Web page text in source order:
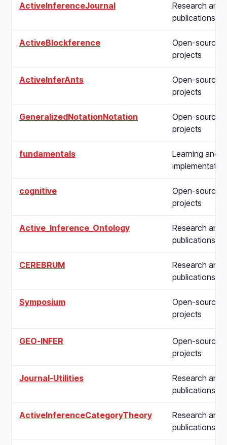
ActiveInferenceJournal
Research and
publications
ActiveBlockference
Open-source
projects
ActiveInferAnts
Open-source
projects
GeneralizedNotationNotation
Open-source
projects
fundamentals
Learning and
cognitive
Open-source
projects
Active_Inference_Ontology
Research and
publications
CEREBRUM
Research and
publications
Symposium
Open-source
projects
GEO-INFER
Open-source
projects
Journal-Utilities
Research and
publications
ActiveInferenceCategoryTheory
Research and
publications